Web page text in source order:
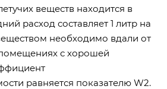
веществ находится в
расход составляет 1 литр на
необходимо вдали от
с хорошей
равняется показателю W2.